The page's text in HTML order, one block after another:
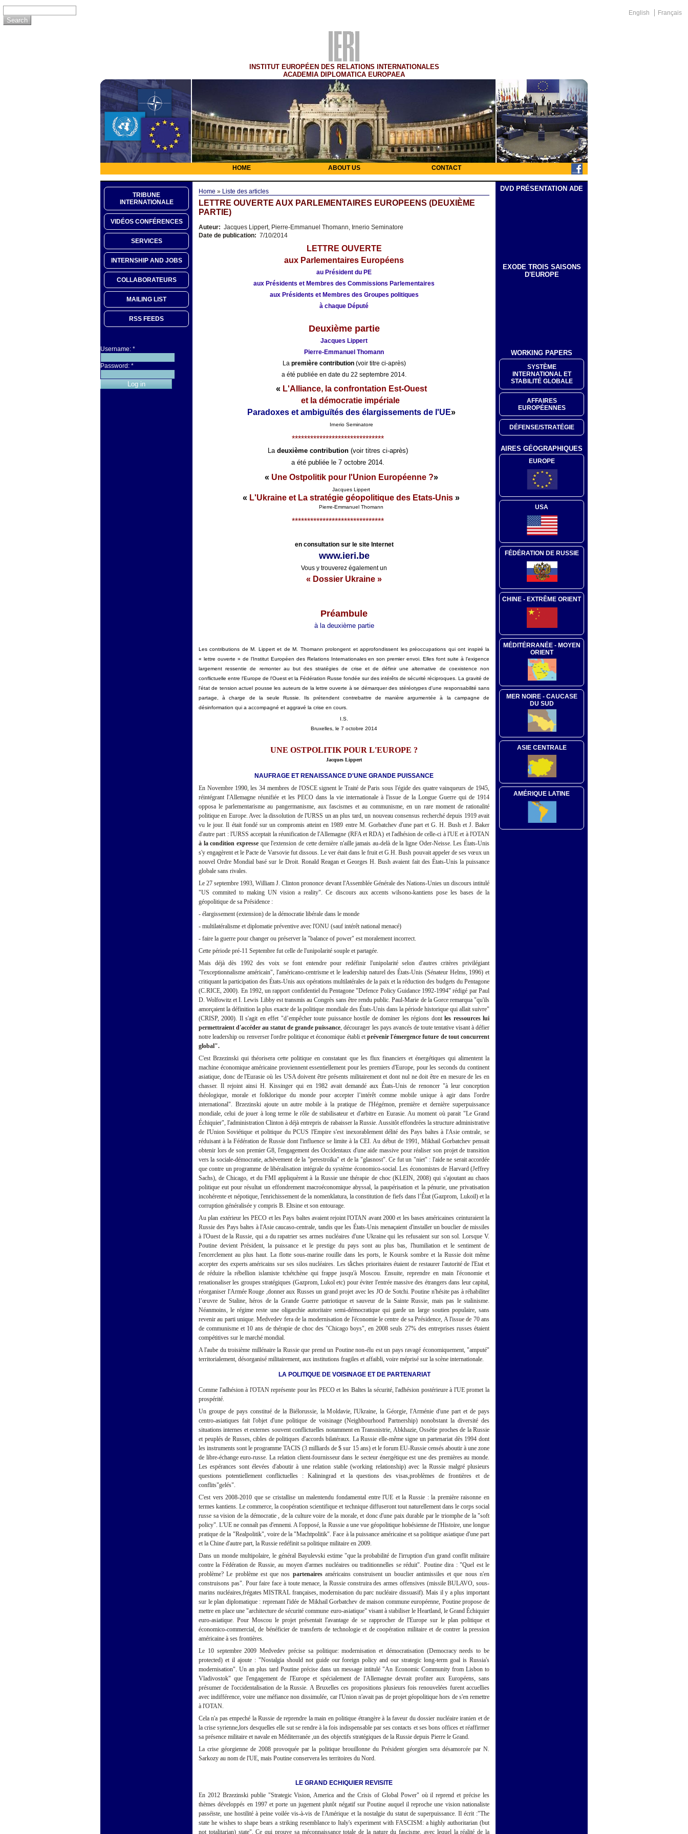
English Français
INSTITUT EUROPÉEN DES RELATIONS INTERNATIONALES
ACADEMIA DIPLOMATICA EUROPAEA
HOME ABOUT US CONTACT
TRIBUNE
INTERNATIONALE
VIDÉOS CONFÉRENCES
SERVICES
INTERNSHIP AND JOBS
COLLABORATEURS
MAILING LIST
RSS FEEDS
Username: *
Password: *
Home » Liste des articles
LETTRE OUVERTE AUX PARLEMENTAIRES EUROPEENS (DEUXIÈME
PARTIE)
Auteur: Jacques Lippert, Pierre-Emmanuel Thomann, Irnerio Seminatore
Date de publication: 7/10/2014
LETTRE OUVERTE
aux Parlementaires Européens
au Président du PE
aux Présidents et Membres des Commissions Parlementaires
aux Présidents et Membres des Groupes politiques
à chaque Député
Deuxième partie
Jacques Lippert
Pierre-Emmanuel Thomann
La première contribution(voir titre ci-après)
a été publiée en date du 22 septembre 2014.
« L'Alliance, la confrontation Est-Ouest
et la démocratie impériale
Paradoxes et ambiguïtés des élargissements de l'UE»
Irnerio Seminatore
******************************
La deuxième contribution(voir titres ci-après)
a été publiée le 7 octobre 2014.
« Une Ostpolitik pour l'Union Européenne ?»
Jacques Lippert
« L'Ukraine et La stratégie géopolitique des Etats-Unis »
Pierre-Emmanuel Thomann
******************************
en consultation sur le site Internet
www.ieri.be
Vous y trouverez également un
« Dossier Ukraine »
Préambule
à la deuxième partie
Les contributions de M. Lippert et de M. Thomann prolongent et approfondissent les préoccupations qui ont inspiré la
« lettre ouverte » de l'Institut Européen des Relations Internationales en son premier envoi. Elles font suite à l’exigence
largement ressentie de remonter au but des stratégies de crise et de définir une alternative de coexistence non
conflictuelle entre l'Europe de l'Ouest et la Fédération Russe fondée sur des intérêts de sécurité réciproques. La gravité de
l'état de tension actuel pousse les auteurs de la lettre ouverte à se démarquer des stéréotypes d'une responsabilité sans
partage, à charge de la seule Russie. Ils prétendent contrebattre de manière argumentée à la campagne de
désinformation qui a accompagné et aggravé la crise en cours.
I.S.
Bruxelles, le 7 octobre 2014
UNE OSTPOLITIK POUR L'EUROPE ?
Jacques Lippert
NAUFRAGE ET RENAISSANCE D'UNE GRANDE PUISSANCE
En Novembre 1990, les 34 membres de l'OSCE signent le Traité de Paris sous l'égide des quatre vainqueurs de 1945,
réintégrant l'Allemagne réunifiée et les PECO dans la vie internationale à l'issue de la Longue Guerre qui de 1914
opposa le parlementarisme au pangermanisme, aux fascismes et au communisme, en un rare moment de rationalité
politique en Europe. Avec la dissolution de l'URSS un an plus tard, un nouveau consensus recherché depuis 1919 avait
vu le jour. Il était fondé sur un compromis atteint en 1989 entre M. Gorbatchev d'une part et G. H. Bush et J. Baker
d'autre part : l'URSS acceptait la réunification de l'Allemagne (RFA et RDA) et l'adhésion de celle-ci à l'UE et à l'OTAN
à la condition expresseque l'extension de cette dernière n'aille jamais au-delà de la ligne Oder-Neisse. Les États-Unis
s'y engagèrent et le Pacte de Varsovie fut dissous. Le ver était dans le fruit et G.H. Bush pouvait appeler de ses vœux un
nouvel Ordre Mondial basé sur le Droit. Ronald Reagan et Georges H. Bush avaient fait des États-Unis la puissance
globale sans rivales.
Le 27 septembre 1993, William J. Clinton prononce devant l'Assemblée Générale des Nations-Unies un discours intitulé
"US commited to making UN vision a reality". Ce discours aux accents wilsono-kantiens pose les bases de la
géopolitique de sa Présidence :
- élargissement (extension) de la démocratie libérale dans le monde
- multilatéralisme et diplomatie préventive avec l'ONU (sauf intérêt national menacé)
- faire la guerre pour changer ou préserver la "balance of power" est moralement incorrect.
Cette période pré-11 Septembre fut celle de l'unipolarité souple et partagée.
Mais déjà dès 1992 des voix se font entendre pour redéfinir l'unipolarité selon d'autres critères privilégiant
"l'exceptionnalisme américain", l'américano-centrisme et le leadership naturel des États-Unis (Sénateur Helms, 1996) et
critiquant la participation des États-Unis aux opérations multilatérales de la paix et la réduction des budgets du Pentagone
(C.RICE, 2000). En 1992, un rapport confidentiel du Pentagone "Defence Policy Guidance 1992-1994" rédigé par Paul
D. Wolfowitz et I. Lewis Libby est transmis au Congrès sans être rendu public. Paul-Marie de la Gorce remarqua "qu'ils
amorçaient la définition la plus exacte de la politique mondiale des États-Unis dans la période historique qui allait suivre"
(CRISP, 2000). Il s'agit en effet "d’empêcher toute puissance hostile de dominer les régions dontles ressources lui
permettraient d'accéder au statut de grande puissance , décourager les pays avancés de toute tentative visant à défier
notre leadership ou renverser l'ordre politique et économique établi et prévenir l'émergence future de tout concurrent
global".
C'est Brzezinski qui théorisera cette politique en constatant que les flux financiers et énergétiques qui alimentent la
machine économique américaine proviennent essentiellement pour les premiers d'Europe, pour les seconds du continent
asiatique, donc de l'Eurasie où les USA doivent être présents militairement et dont nul ne doit être en mesure de les en
chasser. Il rejoint ainsi H. Kissinger qui en 1982 avait demandé aux États-Unis de renoncer "à leur conception
théologique, morale et folklorique du monde pour accepter l’intérêt comme mobile unique à agir dans l'ordre
international". Brzezinski ajoute un autre mobile à la pratique de l'Hégémon, première et dernière superpuissance
mondiale, celui de jouer à long terme le rôle de stabilisateur et d'arbitre en Eurasie. Au moment où parait "Le Grand
Échiquier", l'administration Clinton à déjà entrepris de rabaisser la Russie. Aussitôt effondrées la structure administrative
de l'Union Soviétique et politique du PCUS l'Empire s'est inexorablement délité des Pays baltes à l'Asie centrale, se
réduisant à la Fédération de Russie dont l'influence se limite à la CEI. Au début de 1991, Mikhail Gorbatchev pensait
obtenir lors de son premier G8, l'engagement des Occidentaux d'une aide massive pour réaliser son projet de transition
vers la sociale-démocratie, achèvement de la "perestroïka" et de la "glasnost". Ce fut un "niet" : l'aide ne serait accordée
que contre un programme de libéralisation intégrale du système économico-social. Les économistes de Harvard (Jeffrey
Sachs), de Chicago, et du FMI appliquèrent à la Russie une thérapie de choc (KLEIN, 2008) qui s'ajoutant au chaos
politique eut pour résultat un effondrement macroéconomique abyssal, la paupérisation et la pénurie, une privatisation
incohérente et népotique, l'enrichissement de la nomenklatura, la constitution de fiefs dans l’État (Gazprom, Lukoil) et la
corruption généralisée y compris B. Eltsine et son entourage.
Au plan extérieur les PECO et les Pays baltes avaient rejoint l'OTAN avant 2000 et les bases américaines ceinturaient la
Russie des Pays baltes à l'Asie caucaso-centrale, tandis que les États-Unis menaçaient d'installer un bouclier de missiles
à l'Ouest de la Russie, qui a du rapatrier ses armes nucléaires d'une Ukraine qui les refusaient sur son sol. Lorsque V.
Poutine devient Président, la puissance et le prestige du pays sont au plus bas, l'humiliation et le sentiment de
l'encerclement au plus haut. La flotte sous-marine rouille dans les ports, le Koursk sombre et la Russie doit même
accepter des experts américains sur ses silos nucléaires. Les tâchesprioritaires étaient de restaurer l'autorité de l'Etat et
de réduire la rébellion islamiste tchétchène qui frappe jusqu'à Moscou. Ensuite, reprendre en main l'économie et
renationaliser les groupes stratégiques (Gazprom, Lukol etc) pour éviter l'entrée massive des étrangers dans leur capital,
réorganiser l'Armée Rouge ,donner aux Russes un grand projet avec les JO de Sotchi. Poutine n'hésite pas à réhabiliter
l’œuvre de Staline, héros de la Grande Guerre patriotique et sauveur de la Sainte Russie, mais pas le stalinisme.
Néanmoins, le régime reste une oligarchie autoritaire semi-démocratique qui garde un large soutien populaire, sans
revenir au parti unique. Medvedev fera de la modernisation de l'économie le centre de sa Présidence, A l'issue de 70 ans
de communisme et 10 ans de thérapie de choc des "Chicago boys", en 2008 seuls 27% des entreprises russes étaient
compétitives sur le marché mondial.
A l'aube du troisième millénaire la Russie que prend un Poutine non-élu est un pays ravagé économiquement, "amputé"
territorialement, désorganisé militairement, aux institutions fragiles et affaibli, voire méprisé sur la scène internationale.
LA POLITIQUE DE VOISINAGE ET DE PARTENARIAT
Comme l'adhésion à l'OTAN représente pour les PECO et les Baltes la sécurité, l'adhésion postérieure à l'UE promet la
prospérité.
Un groupe de pays constitué de la Biélorussie, la Moldavie, l'Ukraine, la Géorgie, l'Arménie d'une part et de pays
centro-asiatiques fait l'objet d'une politique de voisinage (Neighbourhood Partnership) nonobstant la diversité des
situations internes et externes souvent conflictuelles notamment en Transnistrie, Abkhazie, Ossétie proches de la Russie
et peuplés de Russes, cibles de politiques d'accords bilatéraux. La Russie elle-même signe un partenariat dès 1994 dont
les instruments sont le programme TACIS (3 milliards de $ sur 15 ans) et le forum EU-Russie censés aboutir à une zone
de libre-échange euro-russe. La relation client-fournisseur dans le secteur énergétique est une des premières au monde.
Les espérances sont élevées d'aboutir à une relation stable (working relationship) avec la Russie malgré plusieurs
questions potentiellement conflictuelles : Kaliningrad et la questions des visas,problèmes de frontières et de
conflits"gelés".
C'est vers 2008-2010 que se cristallise un malentendu fondamental entre l'UE et la Russie : la première raisonne en
termes kantiens. Le commerce, la coopération scientifique et technique diffuseront tout naturellement dans le corps social
russe sa vision de la démocratie , de la culture voire de la morale, et donc d'une paix durable par le triomphe de la "soft
policy". L'UE ne connaît pas d'ennemi. A l'opposé, la Russie a une vue géopolitique hobésienne de l'Histoire, une longue
pratique de la "Realpolitik", voire de la "Machtpolitik". Face à la puissance américaine et sa politique asiatique d'une part
et la Chine d'autre part, la Russie redéfinit sa politique militaire en 2009.
Dans un monde multipolaire, le général Bayulevski estime "que la probabilité de l'irruption d'un grand conflit militaire
contre la Fédération de Russie, au moyen d'armes nucléaires ou traditionnelles se réduit". Poutine dira : "Quel est le
problème? Le problème est que nos partenairesaméricains construisent un bouclier antimissiles et que nous n'en
construisons pas". Pour faire face à toute menace, la Russie construira des armes offensives (missile BULAVO, sous-
marins nucléaires,frégates MISTRAL françaises, modernisation du parc nucléaire dissuasif).Mais il y a plus important
sur le plan diplomatique : reprenant l'idée de Mikhail Gorbatchev de maison commune européenne, Poutine propose de
mettre en place une "architecture de sécurité commune euro-asiatique" visant à stabiliser le Heartland, le Grand Échiquier
euro-asiatique. Pour Moscou le projet présentait l'avantage de se rapprocher de l'Europe sur le plan politique et
économico-commercial, de bénéficier de transferts de technologie et de coopération militaire et de contrer la pression
américaine à ses frontières.
Le 10 septembre 2009 Medvedev précise sa politique: modernisation et démocratisation (Democracy needs to be
protected) et il ajoute : "Nostalgia should not guide our foreign policy and our strategic long-term goal is Russia's
modernisation". Un an plus tard Poutine précise dans un message intitulé "An Economic Community from Lisbon to
Vladivostok" que l'engagement de l'Europe et spécialement de l'Allemagne devrait profiter aux Européens, sans
présumer de l'occidentalisation de la Russie. A Bruxelles ces propositions plusieurs fois renouvelées furent accuellies
avec indifférence, voire une méfiance non dissimulée, car l'Union n'avait pas de projet géopolitique hors de s'en remettre
à l'OTAN.
Cela n'a pas empeché la Russie de reprendre la main en politique étrangère à la faveur du dossier nucléaire iranien et de
la crise syrienne,lors desquelles elle sut se rendre à la fois indispensable par ses contacts et ses bons offices et réaffirmer
sa présence militaire et navale en Méditerranée ,un des objectifs stratégiques de la Russie depuis Pierre le Grand.
La crise géorgienne de 2008 provoquée par la politique brouillonne du Président géorgien sera désamorcée par N.
Sarkozy au nom de l'UE, mais Poutine conservera les territoires du Nord.
LE GRAND ECHIQUIER REVISITE
En 2012 Brzezinski publie "Strategic Vision, America and the Crisis of Global Power" où il reprend et précise les
thèmes développés en 1997 et porte un jugement plutôt négatif sur Poutine auquel il reproche une vision nationaliste
passéiste, une hostilité à peine voilée vis-à-vis de l'Amérique et la nostalgie du statut de superpuissance. Il écrit :"The
state he wishes to shape bears a striking resemblance to Italy's experiment with FASCISM: a highly authoritarian (but
not totalitarian) state". Ce qui prouve sa méconnaissance totale de la nature du fascisme, avec lequel la réalité de la
DVD PRÉSENTATION ADE
EXODE TROIS SAISONS
D'EUROPE
WORKING PAPERS
SYSTÈME
INTERNATIONAL ET
STABILITÉ GLOBALE
AFFAIRES
EUROPÉENNES
DÉFENSE/STRATÉGIE
AIRES GÉOGRAPHIQUES
EUROPE
USA
FÉDÉRATION DE RUSSIE
CHINE - EXTRÊME ORIENT
MÉDITÉRRANÉE - MOYEN
ORIENT
MER NOIRE - CAUCASE
DU SUD
ASIE CENTRALE
AMÉRIQUE LATINE